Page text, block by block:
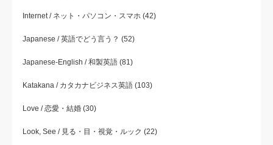
Internet / ネット・パソコン・スマホ (42)
Japanese / 英語でどう言う？ (52)
Japanese-English / 和製英語 (81)
Katakana / カタカナビジネス英語 (103)
Love / 恋愛・結婚 (30)
Look, See / 見る・目・視覚・ルック (22)